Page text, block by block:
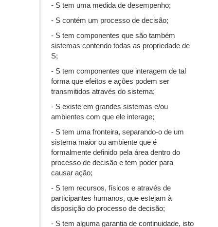
- S tem uma medida de desempenho;
- S contém um processo de decisão;
- S tem componentes que são também
sistemas contendo todas as propriedade de
S;
- S tem componentes que interagem de tal
forma que efeitos e ações podem ser
transmitidos através do sistema;
- S existe em grandes sistemas e/ou
ambientes com que ele interage;
- S tem uma fronteira, separando-o de um
sistema maior ou ambiente que é
formalmente definido pela área dentro do
processo de decisão e tem poder para
causar ação;
- S tem recursos, físicos e através de
participantes humanos, que estejam à
disposição do processo de decisão;
- S tem alguma garantia de continuidade, isto